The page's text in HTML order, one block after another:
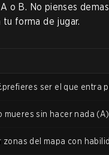
o B. No pienses
forma de jugar.
ser el que entra
mueres sin hacer nada
del mapa con